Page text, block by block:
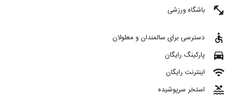
fitness_center باشگاه ورزشی
accessible دسترسی برای سالمندان و معلولان
directions_car پارکینگ رایگان
wifi اینترنت رایگان
pool استخر سرپوشیده